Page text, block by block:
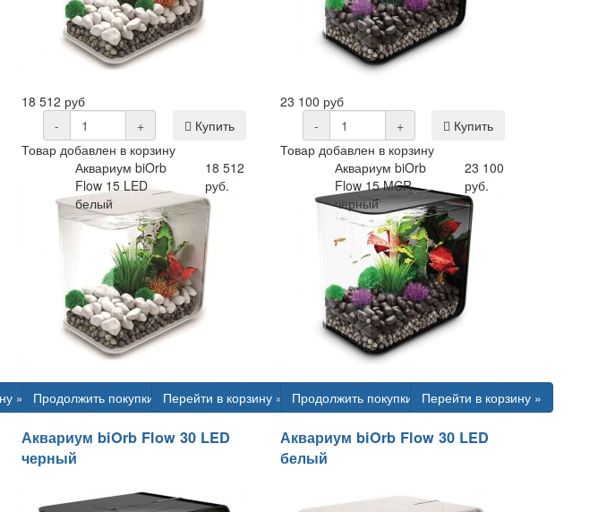
»
18 512 руб
-
+
Купить
Товар добавлен в корзину
Аквариум biOrb
Flow 15 LED
белый
18 512
руб.
Продолжить покупки Перейти в корзину »
23 100 руб
-
+
Купить
Товар добавлен в корзину
Аквариум biOrb
Flow 15 MCR
черный
23 100
руб.
Продолжить покупки Перейти в корзину »
Аквариум biOrb Flow 30 LED
черный
Аквариум biOrb Flow 30 LED
белый